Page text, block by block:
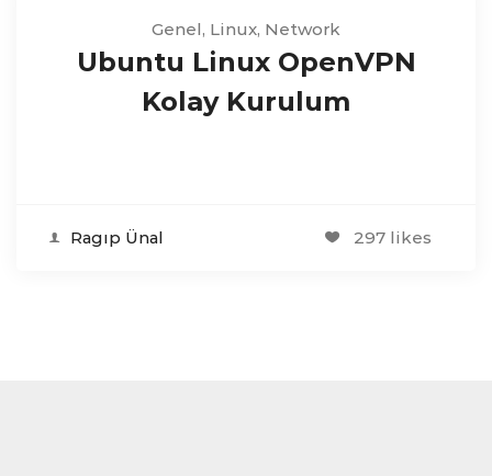
Genel, Linux, Network
Ubuntu Linux OpenVPN
Kolay Kurulum
Ragıp Ünal 297 likes